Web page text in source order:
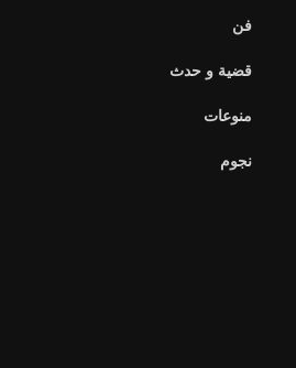
فن
قضية و حدث
منوعات
نجوم